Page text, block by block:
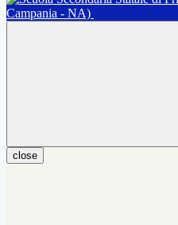
Campania - NA)
close